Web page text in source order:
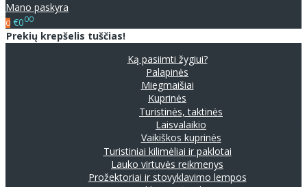
Mano paskyra
0 €000
Prekių krepšelis tuščias!
Ką pasiimti žygiui?
Palapinės
Miegmaišiai
Kuprinės
Turistinės, taktinės
Laisvalaikio
Vaikiškos kuprinės
Turistiniai kilimėliai ir paklotai
Lauko virtuvės reikmenys
Prožektoriai ir stovyklavimo lempos